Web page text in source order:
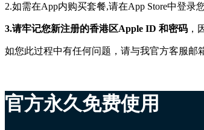
2.如需在App内购买套餐,请在App Store中登录
3.请牢记您新注册的香港区Apple ID 和密码 ，
如您此过程中有任何问题，请与我官方客服邮
官方永久免费使用